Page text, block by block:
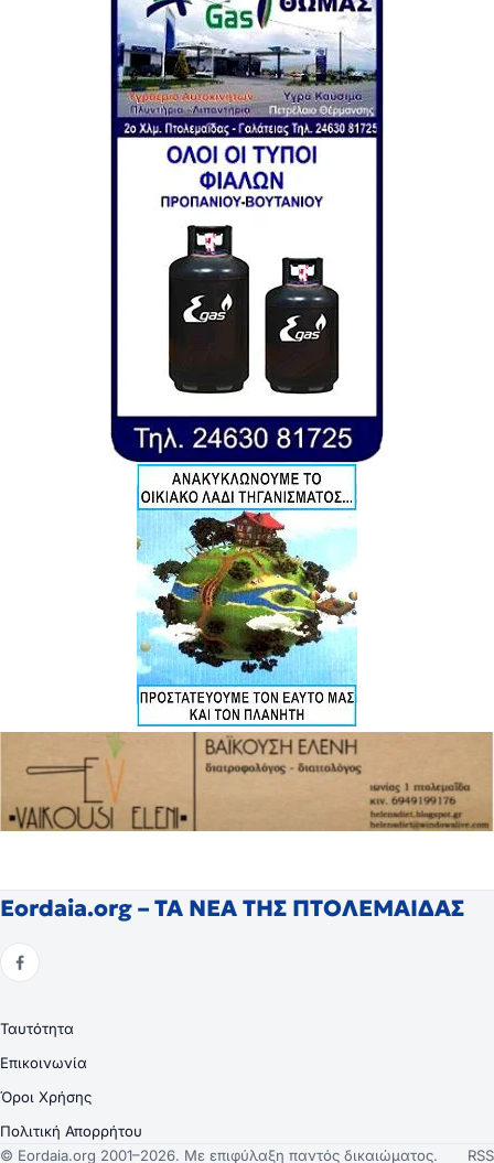
Eordaia.org – ΤΑ ΝΕΑ ΤΗΣ ΠΤΟΛΕΜΑΙΔΑΣ
Ταυτότητα
Επικοινωνία
Όροι Χρήσης
Πολιτική Απορρήτου
© Eordaia.org 2001–2026. Με επιφύλαξη παντός δικαιώματος.
RSS